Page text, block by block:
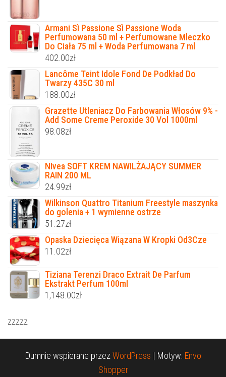
Armani Sì Passione Sì Passione Woda
Perfumowana 50 ml + Perfumowane Mleczko
Do Ciała 75 ml + Woda Perfumowana 7 ml
402.00zł
Lancôme Teint Idole Fond De Podkład Do
Twarzy 435C 30 ml
188.00zł
Grazette Utleniacz Do Farbowania Włosów 9% -
Add Some Creme Peroxide 30 Vol 1000ml
98.08zł
NIvea SOFT KREM NAWILŻAJĄCY SUMMER
RAIN 200 ML
24.99zł
Wilkinson Quattro Titanium Freestyle maszynka
do golenia + 1 wymienne ostrze
51.27zł
Opaska Dziecięca Wiązana W Kropki Od3Cze
11.02zł
Tiziana Terenzi Draco Extrait De Parfum
Ekstrakt Perfum 100ml
1,148.00zł
zzzzz
Dumnie wspierane przezWordPress | Motyw: Envo
Shopper